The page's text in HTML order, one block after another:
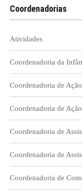
Coordenadorias
Atividades
Coordenadoria da
Coordenadoria de
Coordenadoria de
Coordenadoria de
Coordenadoria de
Coordenadoria de